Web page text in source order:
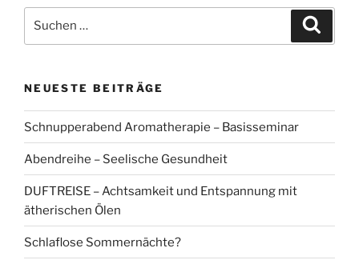
nach:
NEUESTE BEITRÄGE
Schnupperabend Aromatherapie – Basisseminar
Abendreihe – Seelische Gesundheit
DUFTREISE – Achtsamkeit und Entspannung mit
ätherischen Ölen
Schlaflose Sommernächte?